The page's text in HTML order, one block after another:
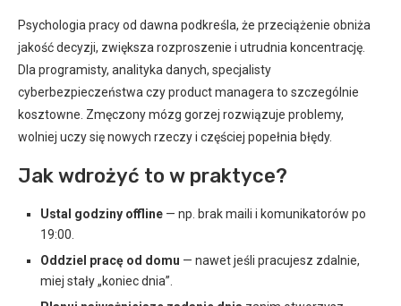
Psychologia pracy od dawna podkreśla, że przeciążenie obniża
jakość decyzji, zwiększa rozproszenie i utrudnia koncentrację.
Dla programisty, analityka danych, specjalisty
cyberbezpieczeństwa czy product managera to szczególnie
kosztowne. Zmęczony mózg gorzej rozwiązuje problemy,
wolniej uczy się nowych rzeczy i częściej popełnia błędy.
Jak wdrożyć to w praktyce?
Ustal godziny offline — np. brak maili i komunikatorów po
19:00.
Oddziel pracę od domu — nawet jeśli pracujesz zdalnie,
miej stały „koniec dnia”.